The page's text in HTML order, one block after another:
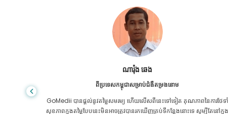
សានដាដាស
ពីបង់ក្លាដែសសម្រាប់ជំងឺក្រពះពោះវៀន
ខ្ញុំបានថ្លែងអំណរគុណដល់កូនប្រុសរបស់ខ្ញុំ និងក្រុមដ៏អស្ចារ្យរបស់ GoMedii ដែល
បានជួយខ្ញុំក្នុងការធ្វើដំណើររបស់ខ្ញុំពីបង់ក្លាដែសទៅកាន់ប្រទេសឥណ្ឌាដើម្បីទទួលការ